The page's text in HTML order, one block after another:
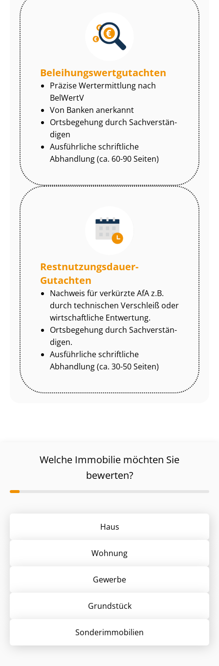
Be­lei­hungs­wert­gut­ach­ten
Präzise Wertermittlung nach
BelWertV
Von Banken anerkannt
Ortsbegehung durch Sach­ver­stän­
di­gen
Ausführliche schriftliche
Abhandlung (ca. 60-90 Seiten)
Rest­nut­zungs­dau­er-
Gutachten
Nachweis für verkürzte AfA z.B.
durch technischen Verschleiß oder
wirtschaftliche Entwertung.
Ortsbegehung durch Sach­ver­stän­
di­gen.
Ausführliche schriftliche
Abhandlung (ca. 30-50 Seiten)
Welche Immobilie möchten Sie
bewerten?
Haus
Wohnung
Gewerbe
Grund­stück
Sonder­immobilien